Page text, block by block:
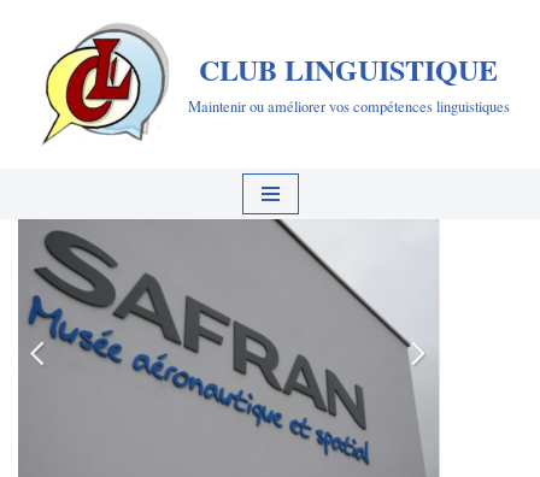
Aller
contenu
CLUB LINGUISTIQUE
Maintenir ou améliorer vos compétences linguistiques